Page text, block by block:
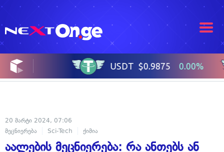
20 მარტი 2024, 07:06
მეცნიერება
Sci-Tech ქიმია
აალების მეცნიერება: რა ანთებს ან